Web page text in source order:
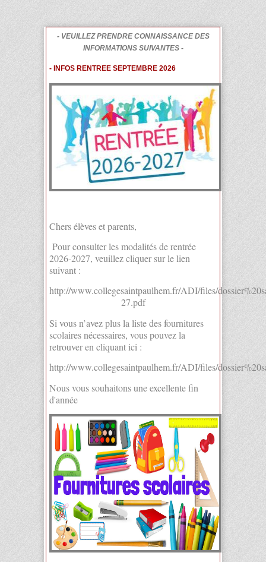
- VEUILLEZ PRENDRE CONNAISSANCE DES
INFORMATIONS SUIVANTES -
- INFOS RENTREE SEPTEMBRE 2026
Chers élèves et parents,
Pour consulter les modalités de rentrée
2026-2027, veuillez cliquer sur le lien
suivant :
http://www.collegesaintpaulhem.fr/ADI/files/
27.pdf
Si vous n’avez plus la liste des fournitures
scolaires nécessaires, vous pouvez la
retrouver en cliquant ici :
http://www.collegesaintpaulhem.fr/ADI/files/
Nous vous souhaitons une excellente fin
d'année